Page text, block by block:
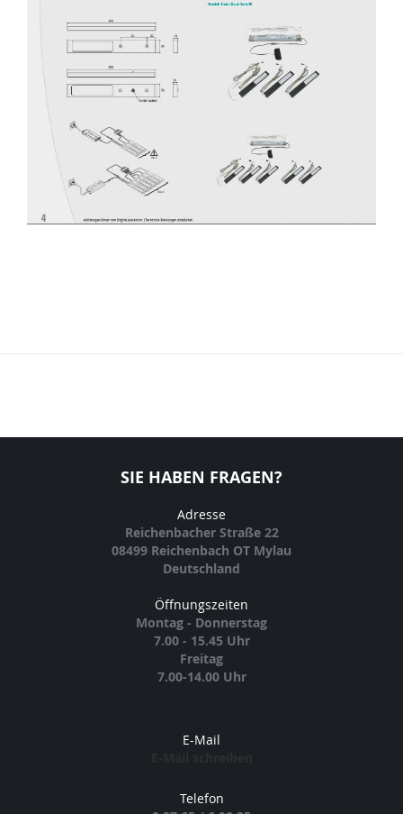
SIE HABEN FRAGEN?
Adresse
Reichenbacher Straße 22
08499 Reichenbach OT Mylau
Deutschland
Öffnungszeiten
Montag - Donnerstag
7.00 - 15.45 Uhr
Freitag
7.00-14.00 Uhr
E-Mail
Telefon